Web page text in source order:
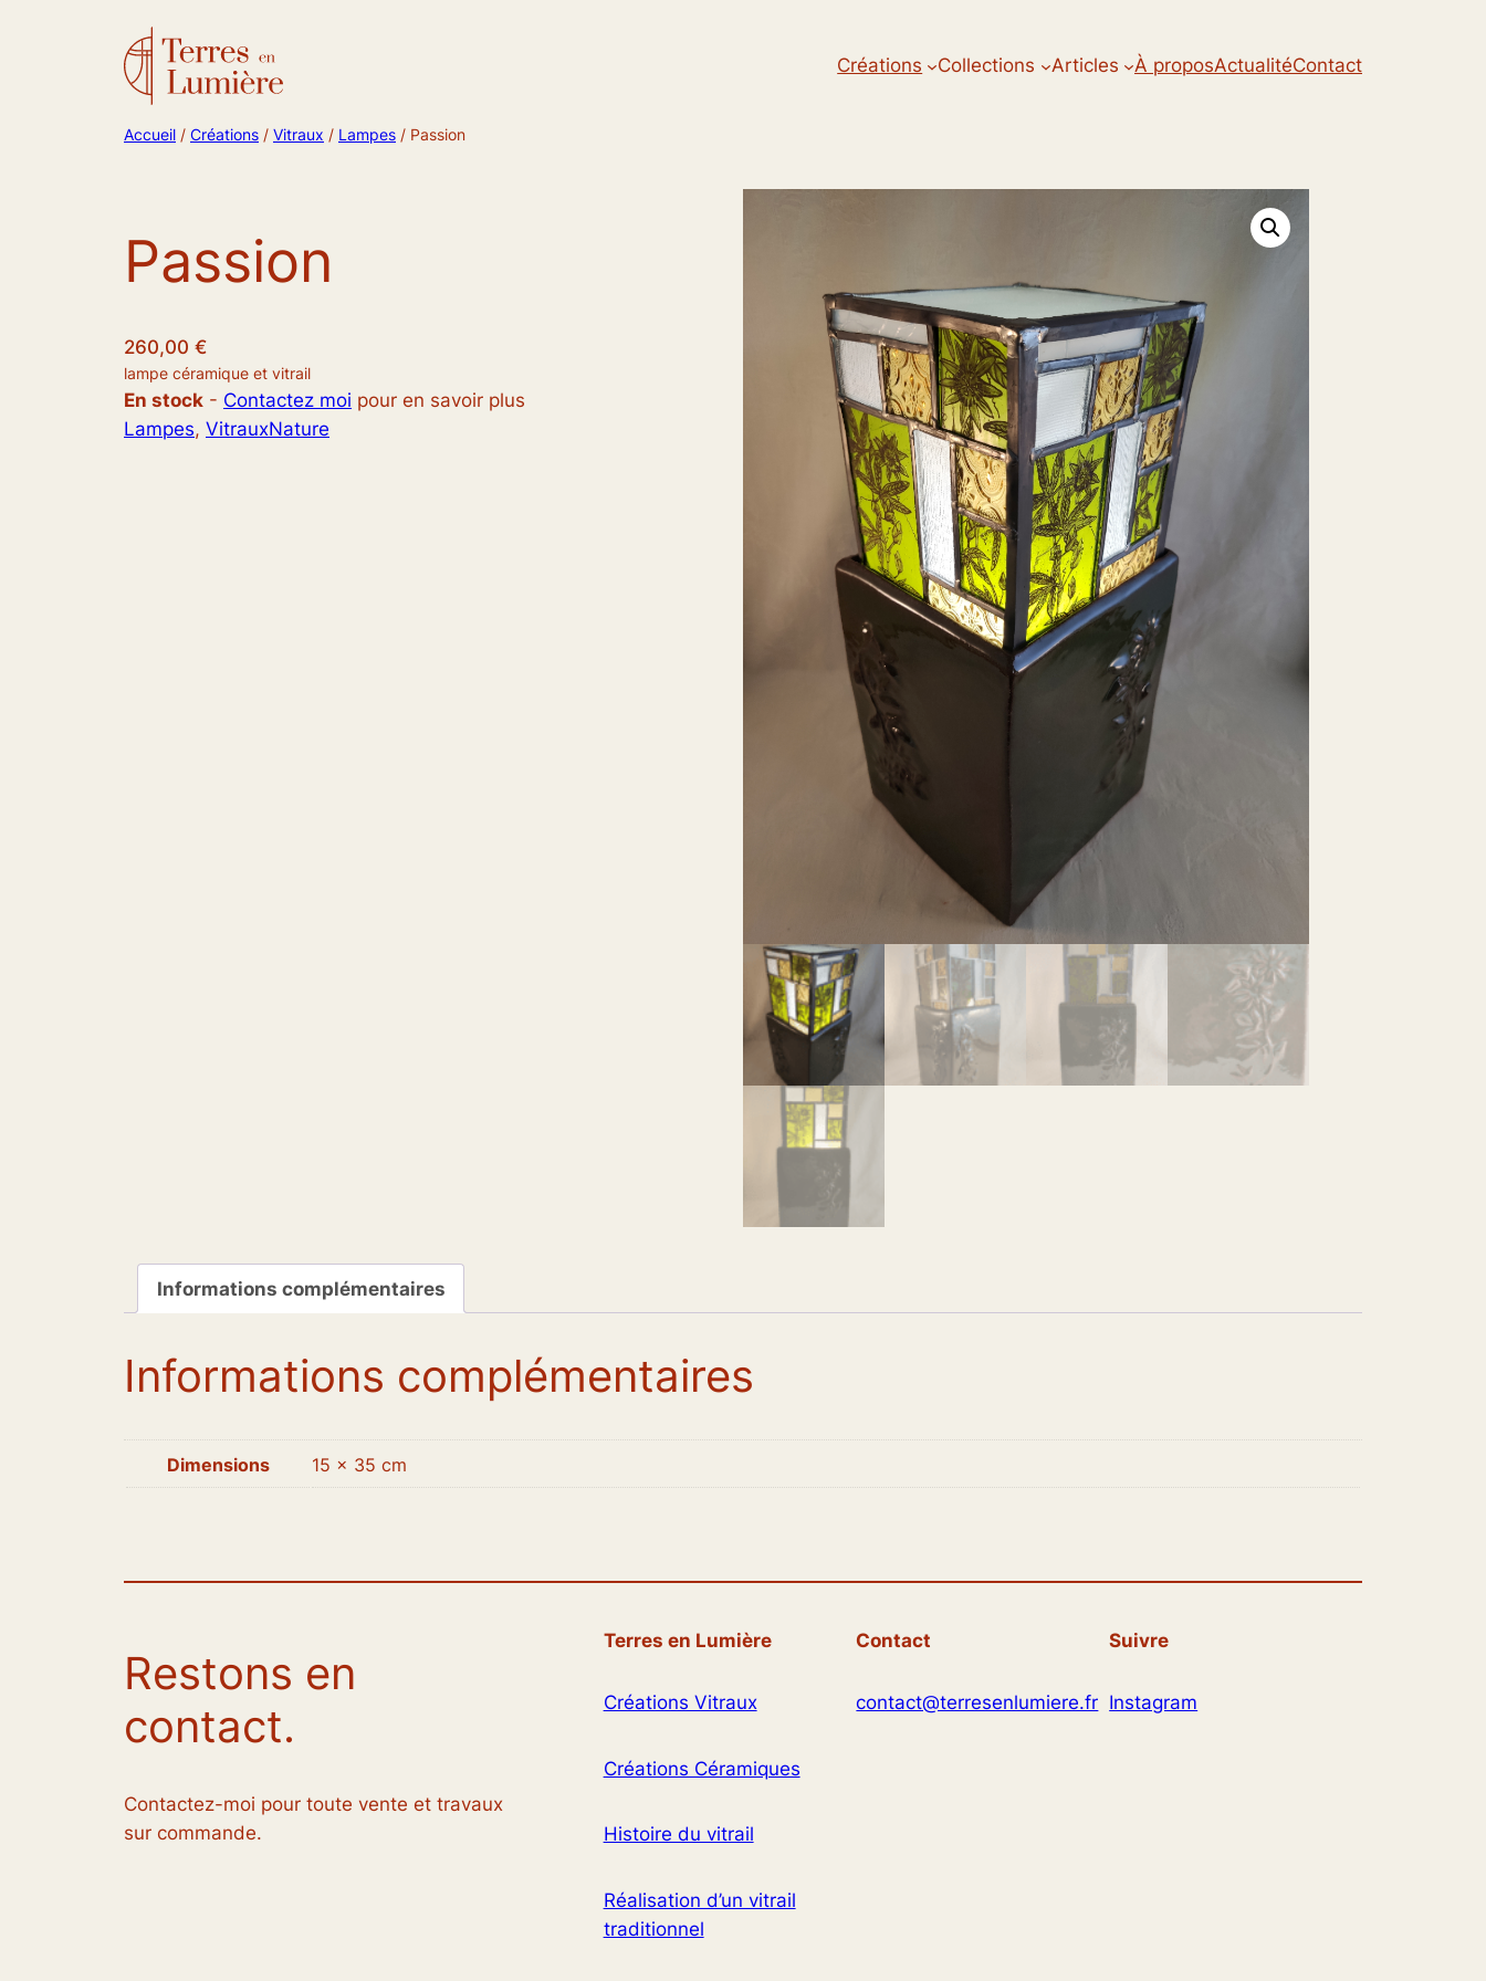
Créations Collections Articles À proposActualitéContact
Accueil / Créations / Vitraux / Lampes / Passion
Passion
260,00 €
lampe céramique et vitrail
En stock - Contactez moi pour en savoir plus
Lampes, VitrauxNature
Informations complémentaires
Informations complémentaires
Dimensions 15 × 35 cm
Restons en
contact.
Contactez-moi pour toute vente et travaux
sur commande.
Terres en Lumière
Créations Vitraux
Créations Céramiques
Histoire du vitrail
Réalisation d’un vitrail
traditionnel
Contact
contact@terresenlumiere.fr
Suivre
Instagram